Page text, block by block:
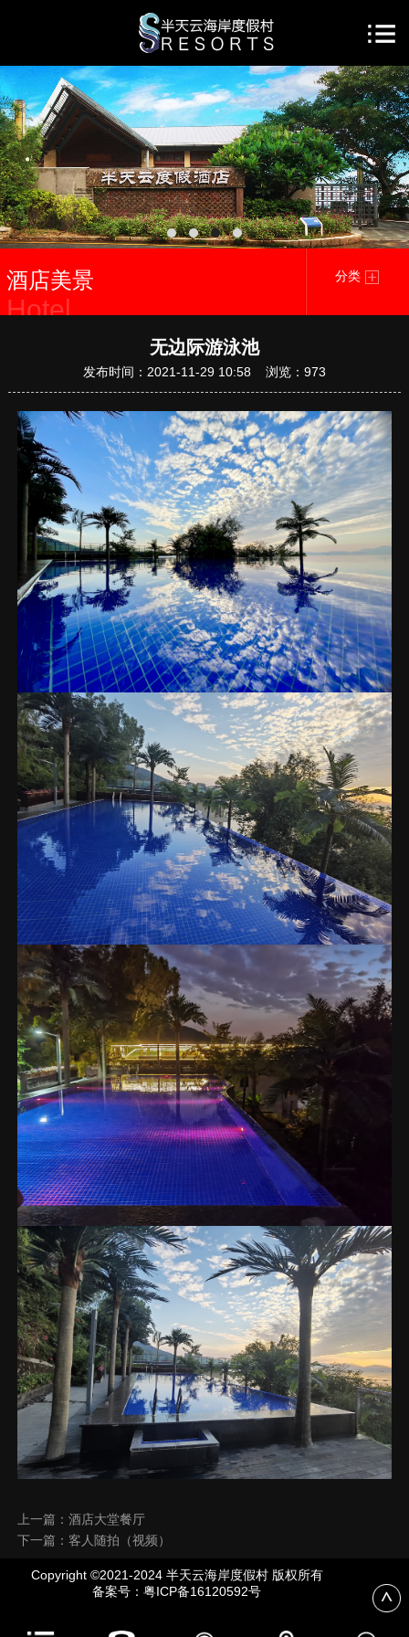
酒店美景
Hotel
分类
无边际游泳池
发布时间：2021-11-29 10:58 浏览： 973
上一篇：酒店大堂餐厅
下一篇：客人随拍（视频）
Copyright ©2021-2024 半天云海岸度假村 版权所有
备案号：粤ICP备16120592号